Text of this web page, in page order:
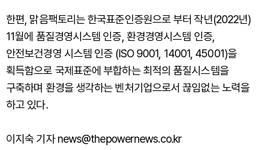
한편, 맑음팩토리는 한국표준인증원으로 부터 작년(2022년)
11월에 품질경영시스템 인증, 환경경영시스템 인증,
안전보건경영 시스템 인증 (ISO 9001, 14001, 45001)을
획득함으로 국제표준에 부합하는 최적의 품질시스템을
구축하며 환경을 생각하는 벤처기업으로서 끊임없는 노력을
하고 있다.
이지숙 기자 news@thepowernews.co.kr